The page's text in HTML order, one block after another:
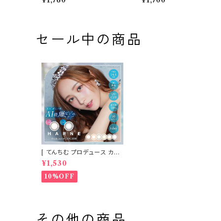
枚入 ワナフ ワンデー キムミン
白石麻衣（まいやん） イメージ
セール中の商品
[ てんちむ プロデュース カラ
コン ] HARNE (ハルネ) ワン
デー 1day 10枚入り （当日発
送） 1day
¥1,530
10%OFF